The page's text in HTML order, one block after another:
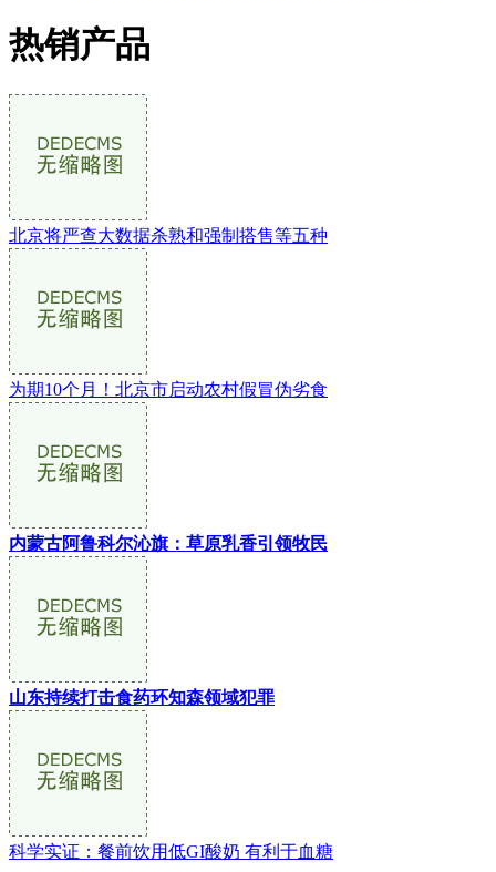
热销产品
北京将严查大数据杀熟和强制搭售等五种
为期10个月！北京市启动农村假冒伪劣食
内蒙古阿鲁科尔沁旗：草原乳香引领牧民
山东持续打击食药环知森领域犯罪
科学实证：餐前饮用低GI酸奶 有利于血糖